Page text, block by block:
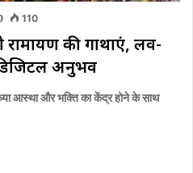
110
रामायण की गाथाएं, लव-
अनुभव
आस्था और भक्ति का केंद्र होने के साथ